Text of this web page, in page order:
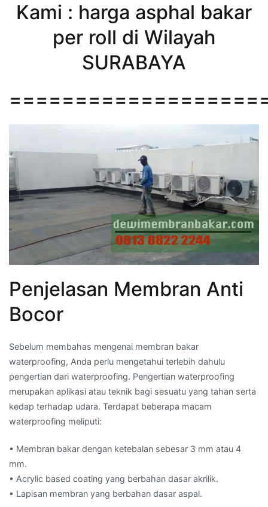
Kami : harga asphal bakar
per roll di Wilayah
SURABAYA
Penjelasan Membran Anti
Bocor
Sebelum membahas mengenai membran bakar
waterproofing, Anda perlu mengetahui terlebih dahulu
pengertian dari waterproofing. Pengertian waterproofing
merupakan aplikasi atau teknik bagi sesuatu yang tahan serta
kedap terhadap udara. Terdapat beberapa macam
waterproofing meliputi:
• Membran bakar dengan ketebalan sebesar 3 mm atau 4
mm.
• Acrylic based coating yang berbahan dasar akrilik.
• Lapisan membran yang berbahan dasar aspal.